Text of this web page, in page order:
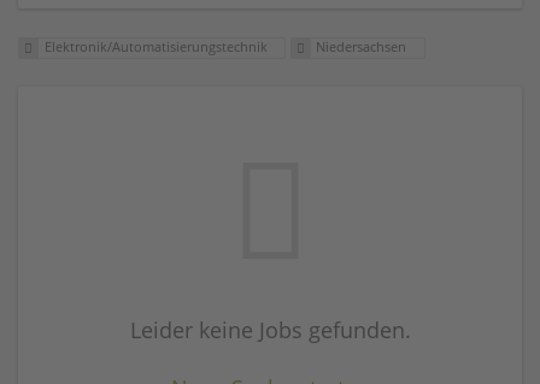
Elektronik/Automatisierungstechnik Niedersachsen
Leider keine Jobs gefunden.